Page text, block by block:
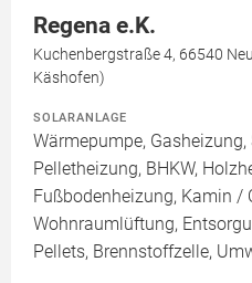
Regena e.K.
Kuchenbergstraße 4, 66540
Käshofen)
SOLARANLAGE
Wärmepumpe,
Pelletheizung, BHKW,
Fußbodenheizung, Kamin /
Wohnraumlüftung,
Pellets, Brennstoffzelle,